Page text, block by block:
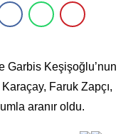
Garbis Keşişoğlu’nun
Faruk Zapçı,
aranır oldu.